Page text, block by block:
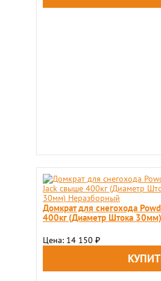
Домкрат для снегохода
400кг (Диаметр Штока
Цена: 14 150 ₽